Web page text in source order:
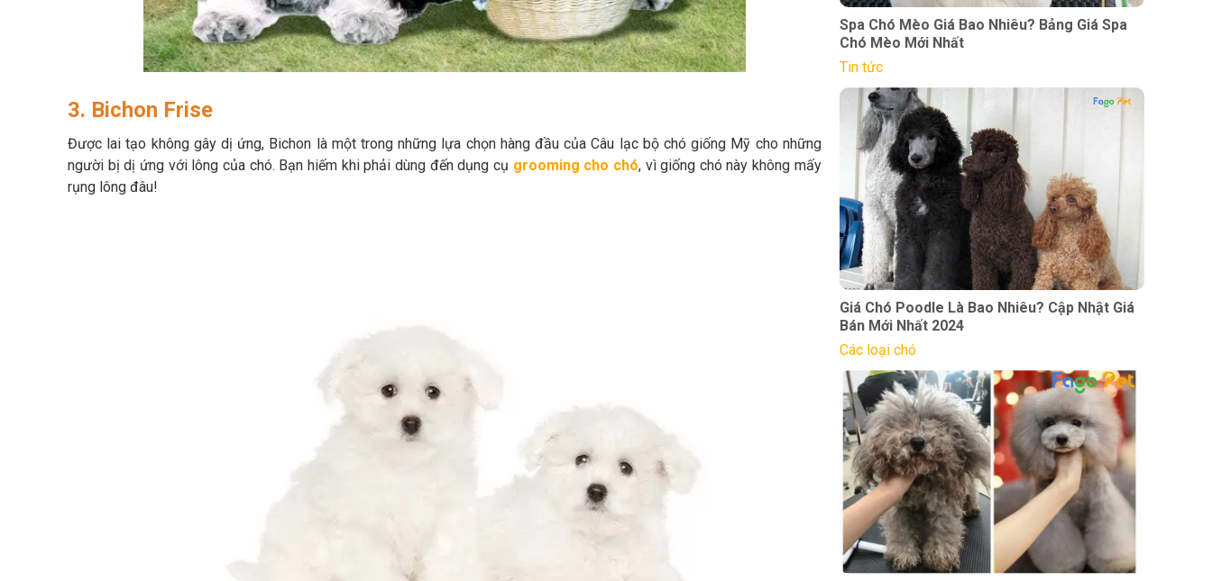
3. Bichon Frise
Được lai tạo không gây dị ứng, Bichon là một trong những lựa chọn hàng đầu của Câu lạc bộ chó giống Mỹ cho những
người bị dị ứng với lông của chó. Bạn hiếm khi phải dùng đến dụng cụ grooming cho chó, vì giống chó này không mấy
rụng lông đâu!
Spa Chó Mèo Giá Bao Nhiêu? Bảng Giá Spa
Chó Mèo Mới Nhất
Tin tức
Giá Chó Poodle Là Bao Nhiêu? Cập Nhật Giá
Bán Mới Nhất 2024
Các loại chó